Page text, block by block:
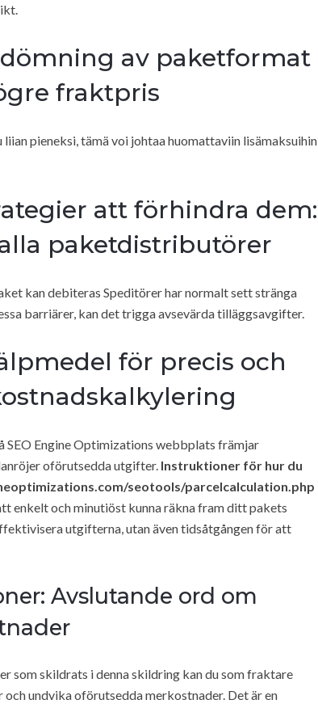
av paketformat
fraktpris
pieneksi, tämä voi johtaa huomattaviin lisämaksuihin
att förhindra dem:
paketdistributörer
kan debiteras Speditörer har normalt sett stränga
barriärer, kan det trigga avsevärda tilläggsavgifter.
för precis och
Engine Optimizations webbplats främjar
oförutsedda utgifter. Instruktioner för hur du
seotools/parcelcalculation.php
enkelt och minutiöst kunna räkna fram ditt pakets
utgifterna, utan även tidsåtgången för att
Avslutande ord om
som skildrats i denna skildring kan du som fraktare
undvika oförutsedda merkostnader. Det är en